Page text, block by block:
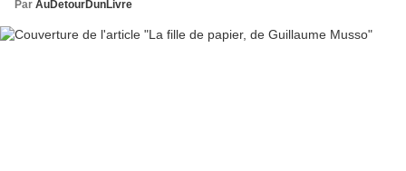
Par AuDetourDunLivre